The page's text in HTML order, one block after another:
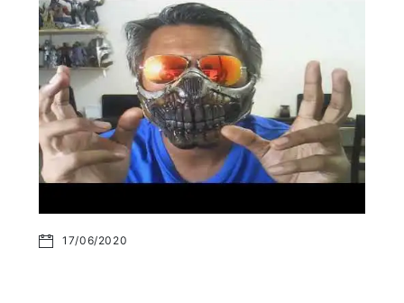
17/06/2020